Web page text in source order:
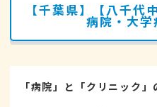
【千葉県】【八千代
病院・大
「病院」と「クリニック